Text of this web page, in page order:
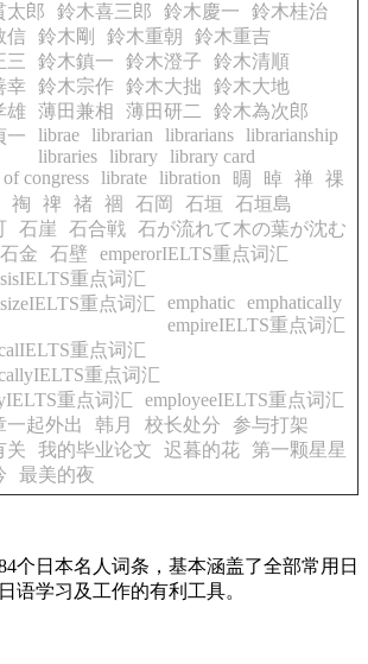
太郎
鈴木喜三郎 鈴木慶一
鈴木桂治
信 鈴木剛 鈴木重朝
鈴木重吉
三
鈴木鎮一 鈴木澄子
鈴木清順
幸 鈴木宗作 鈴木大拙
鈴木大地
雄 薄田兼相 薄田研二
鈴木為次郎
一
librae librarian librarians librarianship
libraries library library card
congress librate libration 晭 晫 禅
祼
祹 禆 禇 祻 石岡 石垣
石垣島
石崖 石合戦 石が流れて木の葉が沈む
石金 石壁
emperorIELTS重点词汇
重点词汇
重点词汇
emphatic emphatically
empireIELTS重点词汇
重点词汇
重点词汇
重点词汇
employeeIELTS重点词汇
一起外出
韩月 校长处分
参与打架
关
我的毕业论文 迟暮的花 第一颗星星
最美的夜
个日本名人词条，基本涵盖了全部常用日
语学习及工作的有利工具。